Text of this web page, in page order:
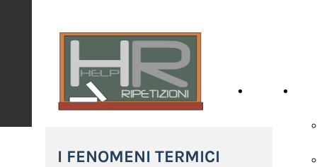
I FENOMENI TERMICI